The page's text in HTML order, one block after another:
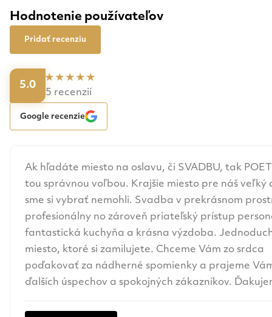
Hodnotenie používateľov
Pridať recenziu
5.0
5 recenzií
Google recenzie
Ak hľadáte miesto na oslavu, či SVADBU, tak
tou správnou voľbou. Krajšie miesto pre náš veľký
sme si vybrať nemohli. Svadba v prekrásnom
profesionálny no zároveň priateľský prístup
fantastická kuchyňa a krásna výzdoba.
miesto, ktoré si zamilujete. Chceme Vám zo srdca
poďakovať za nádherné spomienky a prajeme
ďalších úspechov a spokojných zákazníkov.